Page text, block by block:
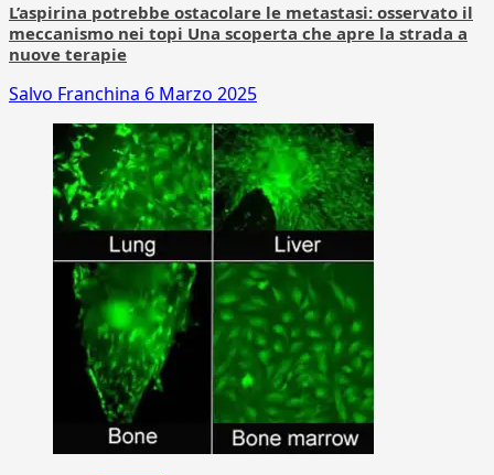
L’aspirina potrebbe ostacolare le metastasi: osservato il
meccanismo nei topi Una scoperta che apre la strada a
nuove terapie
Salvo Franchina 6 Marzo 2025